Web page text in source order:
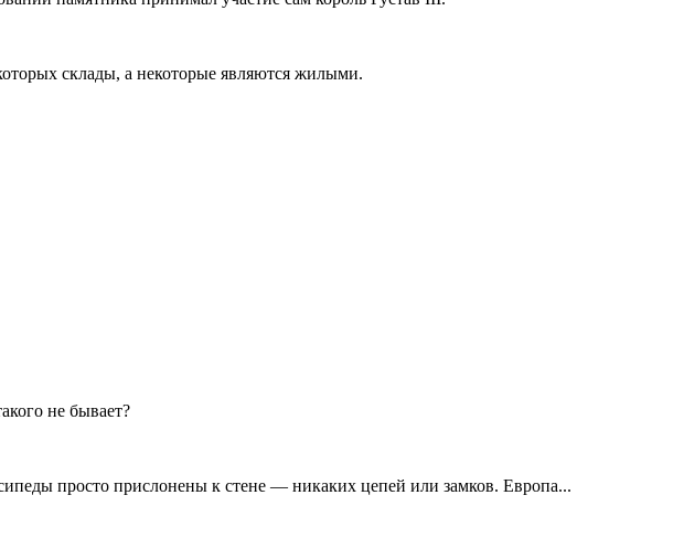
склады, а некоторые являются жилыми.
не бывает?
просто прислонены к стене — никаких цепей или замков. Европа...